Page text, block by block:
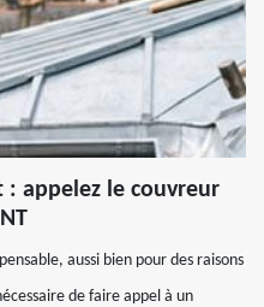
appelez le couvreur
aussi bien pour des raisons
de faire appel à un